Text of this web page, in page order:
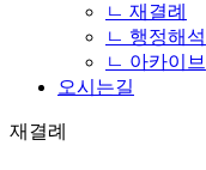
ㄴ 재결례
ㄴ 행정해석
ㄴ 아카이브
오시는길
재결례